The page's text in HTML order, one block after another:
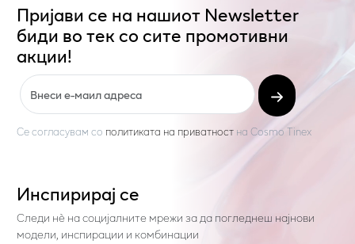
Пријави се на нашиот Newsletter
биди во тек со сите промотивни
акции!
Се согласувам со политиката на приватност на Cosmo Tinex
Инспирирај се
Следи нѐ на социјалните мрежи за да погледнеш најнови
модели, инспирации и комбинации